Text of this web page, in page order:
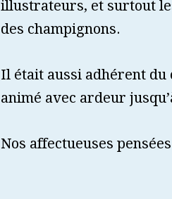
illustrateurs, et surtout
des champignons.
Il était aussi adhérent du
animé avec ardeur
Nos affectueuses